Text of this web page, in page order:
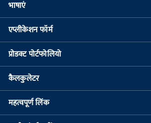
भाषाएं
एप्लीकेशन फॉर्म
प्रोडक्ट पोर्टफोलियो
कैलकुलेटर
महत्वपूर्ण लिंक